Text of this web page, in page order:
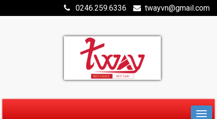
0246.259.6336 twayvn@gmail.com